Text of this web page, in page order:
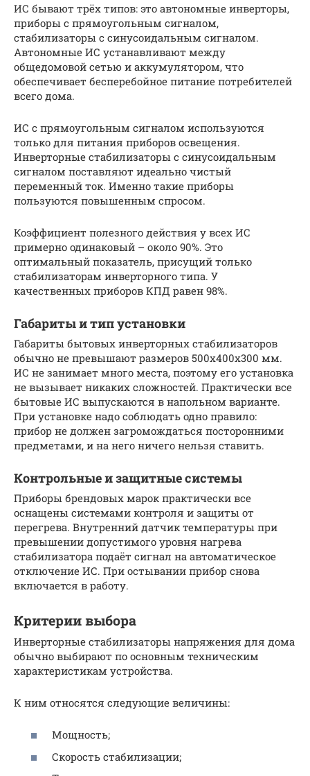
ИС бывают трёх типов: это автономные инверторы,
приборы с прямоугольным сигналом,
стабилизаторы с синусоидальным сигналом.
Автономные ИС устанавливают между
общедомовой сетью и аккумулятором, что
обеспечивает бесперебойное питание потребителей
всего дома.
ИС с прямоугольным сигналом используются
только для питания приборов освещения.
Инверторные стабилизаторы с синусоидальным
сигналом поставляют идеально чистый
переменный ток. Именно такие приборы
пользуются повышенным спросом.
Коэффициент полезного действия у всех ИС
примерно одинаковый – около 90%. Это
оптимальный показатель, присущий только
стабилизаторам инверторного типа. У
качественных приборов КПД равен 98%.
Габариты и тип установки
Габариты бытовых инверторных стабилизаторов
обычно не превышают размеров 500х400х300 мм.
ИС не занимает много места, поэтому его установка
не вызывает никаких сложностей. Практически все
бытовые ИС выпускаются в напольном варианте.
При установке надо соблюдать одно правило:
прибор не должен загромождаться посторонними
предметами, и на него ничего нельзя ставить.
Контрольные и защитные системы
Приборы брендовых марок практически все
оснащены системами контроля и защиты от
перегрева. Внутренний датчик температуры при
превышении допустимого уровня нагрева
стабилизатора подаёт сигнал на автоматическое
отключение ИС. При остывании прибор снова
включается в работу.
Критерии выбора
Инверторные стабилизаторы напряжения для дома
обычно выбирают по основным техническим
характеристикам устройства.
К ним относятся следующие величины:
Мощность;
Скорость стабилизации;